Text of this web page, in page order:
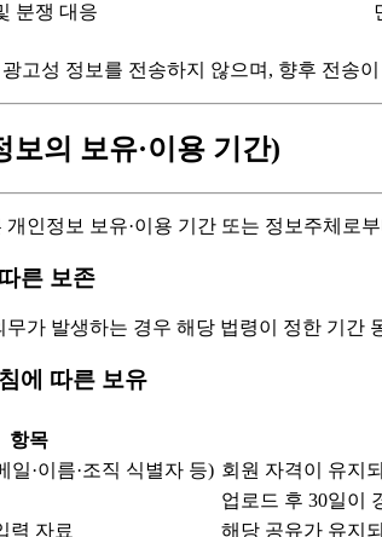
분쟁 대응
고성 정보를 전송하지 않으며, 향후 전송
보의 보유·이용 기간)
인정보 보유·이용 기간 또는 정보주체로
른 보존
무가 발생하는 경우 해당 법령이 정한 기간
에 따른 보유
항목
일·이름·조직 식별자 등) 회원 자격이 유지
업로드 후 30일이
력 자료
해당 공유가 유지